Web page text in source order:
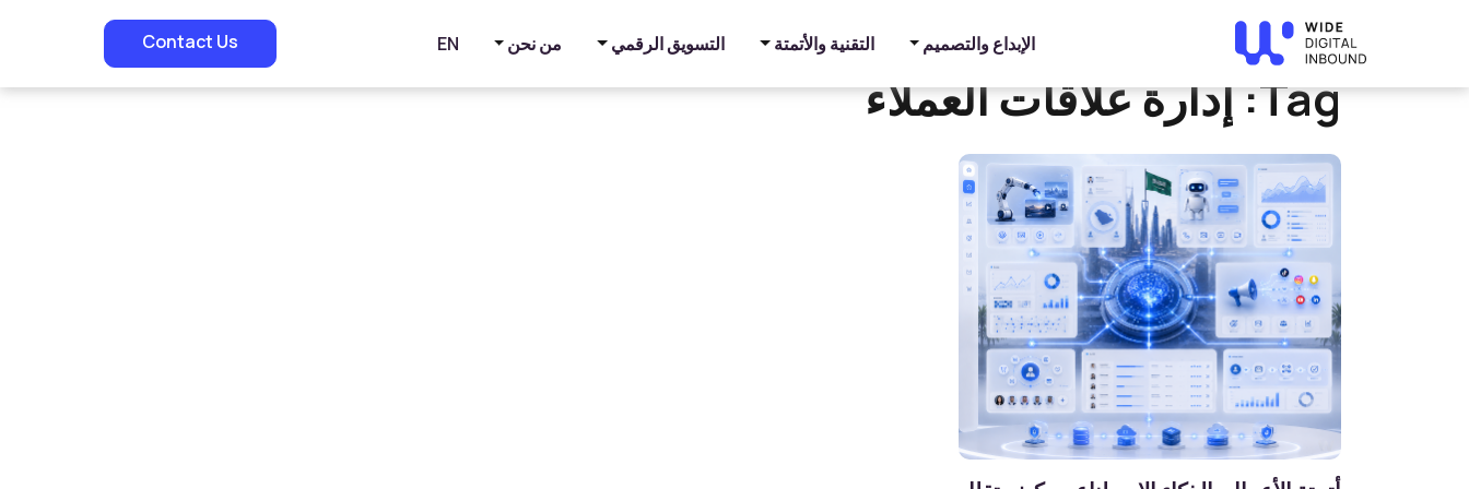
الإبداع والتصميم التقنية والأتمتة التسويق الرقمي من نحن EN
Contact Us Home
» إدارة علاقات العملاء
Tag: إدارة علاقات العملاء